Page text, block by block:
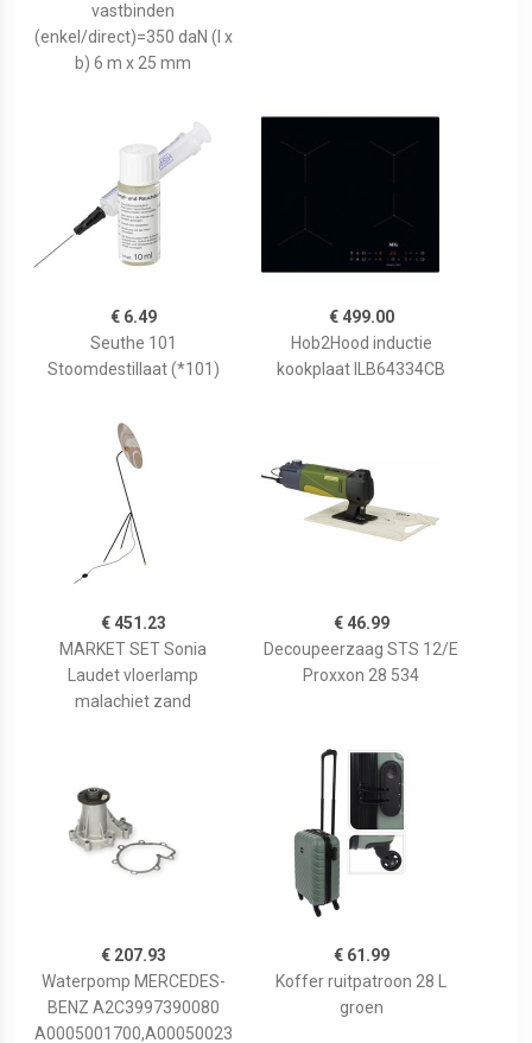
vastbinden
(enkel/direct)=350 daN (l x
b) 6 m x 25 mm
€ 6.49
Seuthe 101
Stoomdestillaat (*101)
€ 499.00
Hob2Hood inductie
kookplaat ILB64334CB
€ 451.23
MARKET SET Sonia
Laudet vloerlamp
malachiet zand
€ 46.99
Decoupeerzaag STS 12/E
Proxxon 28 534
€ 207.93
Waterpomp MERCEDES-
BENZ A2C3997390080
A0005001700,A00050023
€ 61.99
Koffer ruitpatroon 28 L
groen